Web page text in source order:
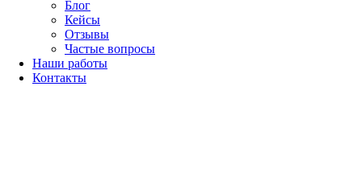
Блог
Кейсы
Отзывы
Частые вопросы
Наши работы
Контакты